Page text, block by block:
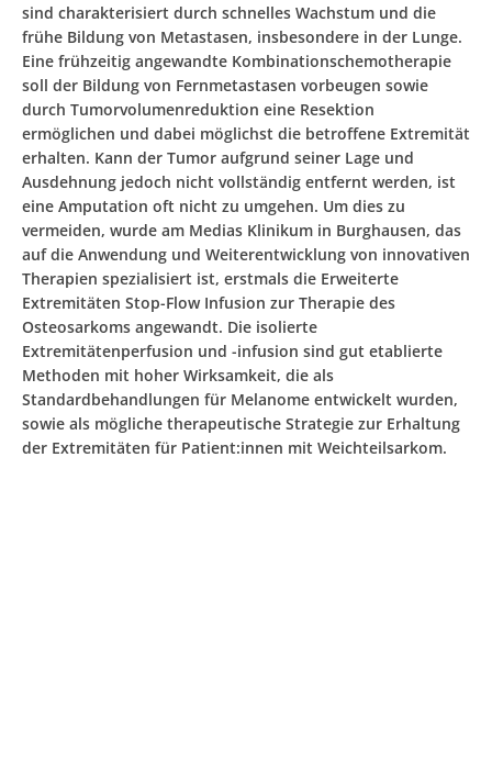
sind charakterisiert durch schnelles Wachstum und die
frühe Bildung von Metastasen, insbesondere in der Lunge.
Eine frühzeitig angewandte Kombinationschemotherapie
soll der Bildung von Fernmetastasen vorbeugen sowie
durch Tumorvolumenreduktion eine Resektion
ermöglichen und dabei möglichst die betroffene Extremität
erhalten. Kann der Tumor aufgrund seiner Lage und
Ausdehnung jedoch nicht vollständig entfernt werden, ist
eine Amputation oft nicht zu umgehen. Um dies zu
vermeiden, wurde am Medias Klinikum in Burghausen, das
auf die Anwendung und Weiterentwicklung von innovativen
Therapien spezialisiert ist, erstmals die Erweiterte
Extremitäten Stop-Flow Infusion zur Therapie des
Osteosarkoms angewandt. Die isolierte
Extremitätenperfusion und -infusion sind gut etablierte
Methoden mit hoher Wirksamkeit, die als
Standardbehandlungen für Melanome entwickelt wurden,
sowie als mögliche therapeutische Strategie zur Erhaltung
der Extremitäten für Patient:innen mit Weichteilsarkom.